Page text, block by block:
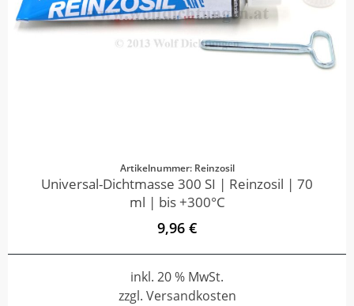
Artikelnummer: Reinzosil
Universal-Dichtmasse 300 SI | Reinzosil | 70
ml | bis +300°C
9,96 €
inkl. 20 % MwSt.
zzgl. Versandkosten